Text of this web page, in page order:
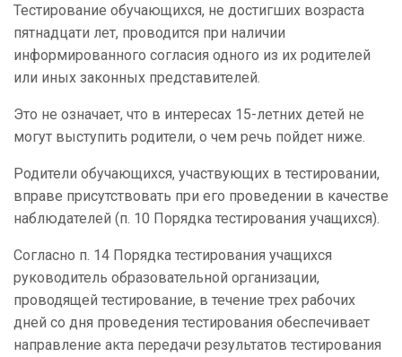
Тестирование обучающихся, не достигших возраста
пятнадцати лет, проводится при наличии
информированного согласия одного из их родителей
или иных законных представителей.
Это не означает, что в интересах 15-летних детей не
могут выступить родители, о чем речь пойдет ниже.
Родители обучающихся, участвующих в тестировании,
вправе присутствовать при его проведении в качестве
наблюдателей (п. 10 Порядка тестирования учащихся).
Согласно п. 14 Порядка тестирования учащихся
руководитель образовательной организации,
проводящей тестирование, в течение трех рабочих
дней со дня проведения тестирования обеспечивает
направление акта передачи результатов тестирования